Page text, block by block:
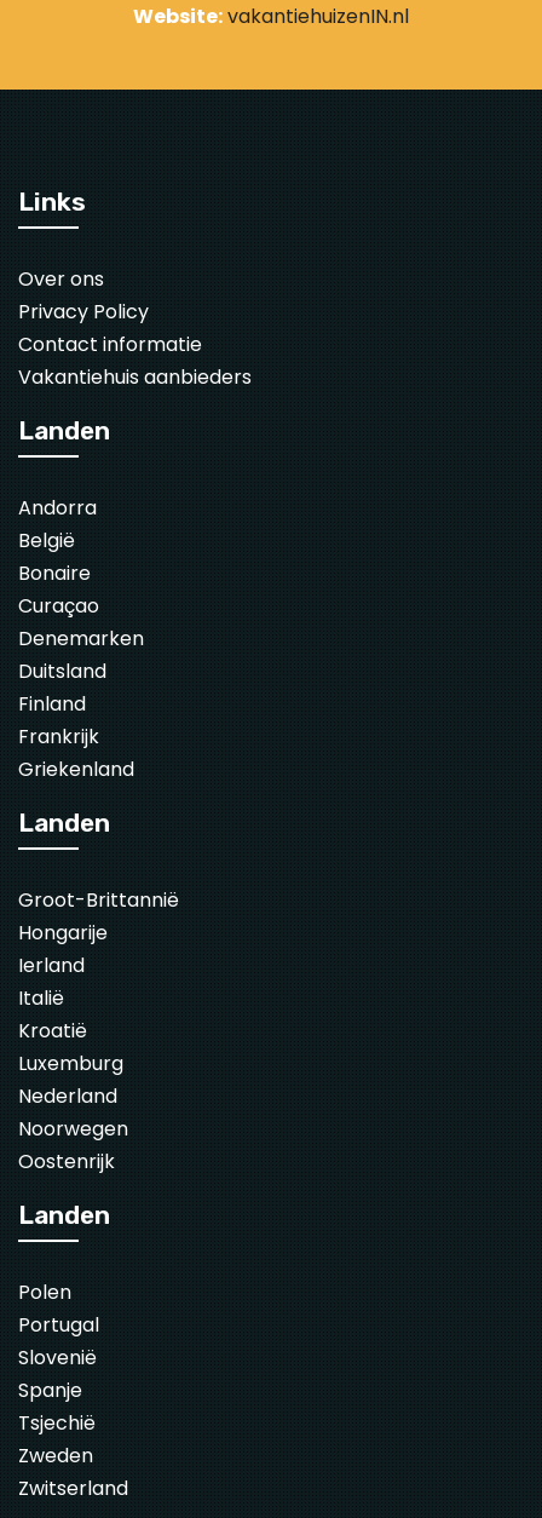
Website:vakantiehuizenIN.nl
Links
Over ons
Privacy Policy
Contact informatie
Vakantiehuis aanbieders
Landen
Andorra
België
Bonaire
Curaçao
Denemarken
Duitsland
Finland
Frankrijk
Griekenland
Landen
Groot-Brittannië
Hongarije
Ierland
Italië
Kroatië
Luxemburg
Nederland
Noorwegen
Oostenrijk
Landen
Polen
Portugal
Slovenië
Spanje
Tsjechië
Zweden
Zwitserland